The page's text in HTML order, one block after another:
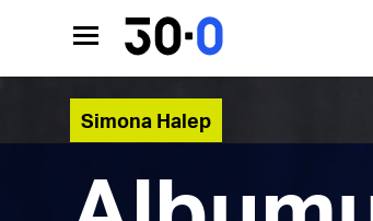
Simona Halep